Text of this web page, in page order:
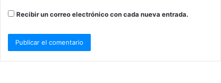
Recibir un correo electrónico con cada nueva entrada.